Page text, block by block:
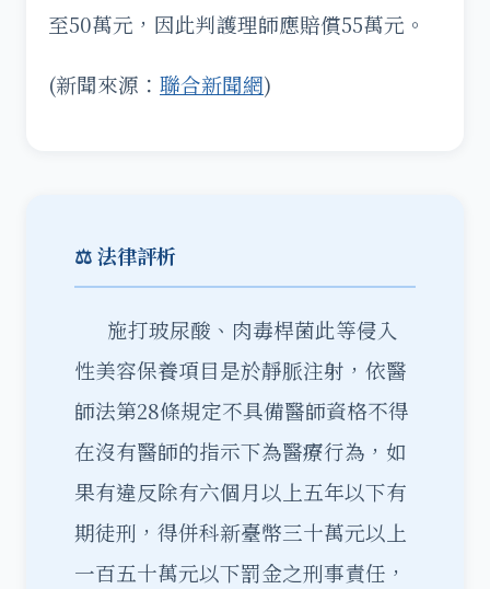
至50萬元，因此判護理師應賠償55萬元。
(新聞來源： 聯合新聞網)
⚖️ 法律評析
施打玻尿酸、肉毒桿菌此等侵入
性美容保養項目是於靜脈注射，依醫
師法第28條規定不具備醫師資格不得
在沒有醫師的指示下為醫療行為，如
果有違反除有六個月以上五年以下有
期徒刑，得併科新臺幣三十萬元以上
一百五十萬元以下罰金之刑事責任，